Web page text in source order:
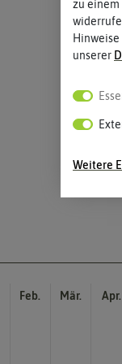
Feb. Mär. Apr.
zu
unserer
Weitere